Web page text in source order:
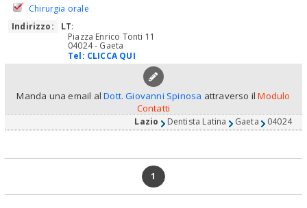
Chirurgia orale
Indirizzo:
LT:
Piazza Enrico Tonti 11
04024 - Gaeta
Tel: CLICCA QUI
Manda una email alDott. Giovanni Spinosa attraverso ilModulo
Contatti
Lazio Dentista Latina Gaeta 04024
1